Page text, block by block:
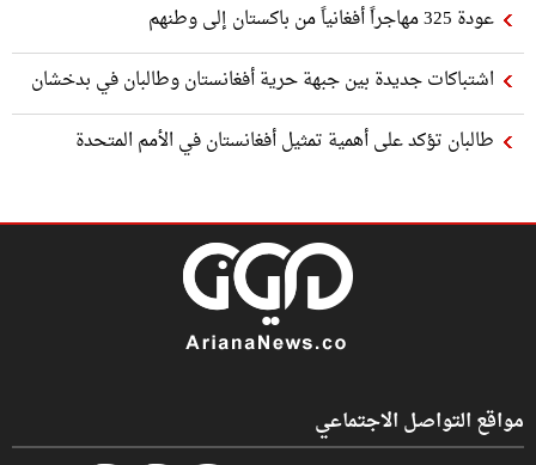
عودة 325 مهاجراً أفغانياً من باكستان إلى وطنهم
اشتباكات جديدة بين جبهة حرية أفغانستان وطالبان في بدخشان
طالبان تؤكد على أهمية تمثيل أفغانستان في الأمم المتحدة
مواقع التواصل الاجتماعي